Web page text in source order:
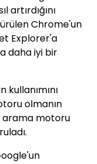
Chrome'un
Explorer'a
daha iyi bir
olmanın
arama motoru